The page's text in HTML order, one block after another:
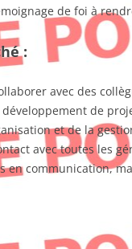
de foi à
:
avec des
développement de
et de la
avec toutes les
en communication,